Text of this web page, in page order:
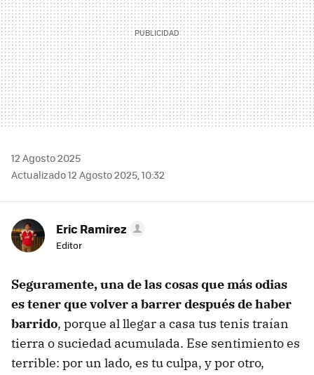
12 Agosto 2025
Actualizado 12 Agosto 2025, 10:32
Eric Ramirez
Editor
Seguramente, una de las cosas que más odias
es tener que volver a barrer después de haber
barrido, porque al llegar a casa tus tenis traían
tierra o suciedad acumulada. Ese sentimiento es
terrible: por un lado, es tu culpa, y por otro,